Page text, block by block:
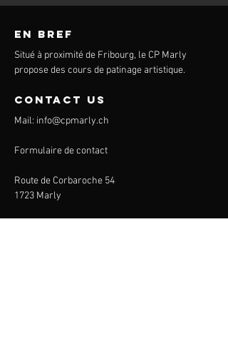
en bref
Situé à proximité de Fribourg, le CP Marly
propose des cours de patinage artistique.
contact us
Mail: info@cpmarly.ch
Formulaire de contact
Route de Corbaroche 54
1723 Marly